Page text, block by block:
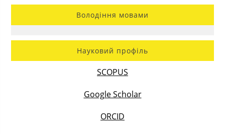
Володіння мовами
Науковий профіль
SCOPUS
Google Scholar
ORCID